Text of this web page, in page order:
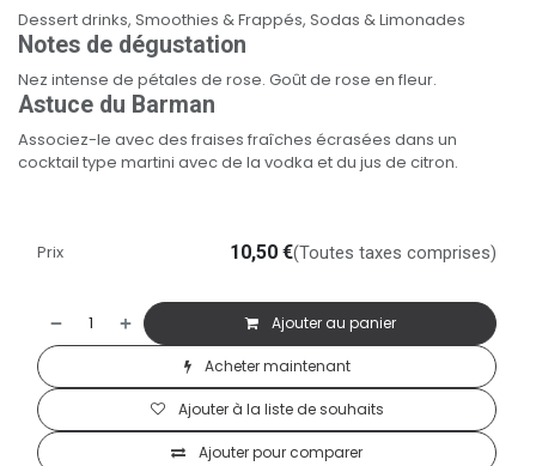
Dessert drinks, Smoothies & Frappés, Sodas & Limonades
Notes de dégustation
Nez intense de pétales de rose. Goût de rose en fleur.
Astuce du Barman
Associez-le avec des fraises fraîches écrasées dans un
cocktail type martini avec de la vodka et du jus de citron.
Ajouter au panier
Acheter maintenant
Ajouter pour comparer
Ajouter à la liste de souhaits
Prix 10,50 €(Toutes taxes comprises)